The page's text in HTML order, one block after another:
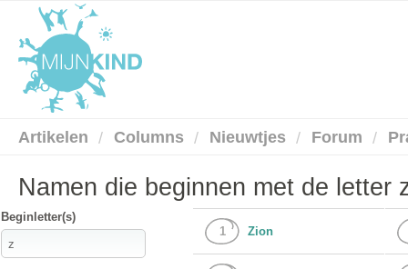
Artikelen Columns Nieuwtjes Forum
Namen die beginnen met de letter
Beginletter(s)
1 Zion